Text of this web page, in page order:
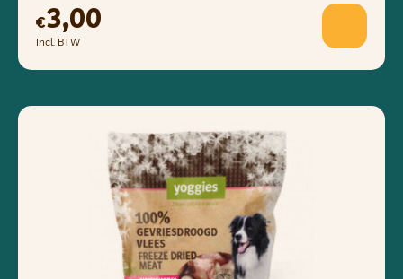
€3,00
Incl. BTW